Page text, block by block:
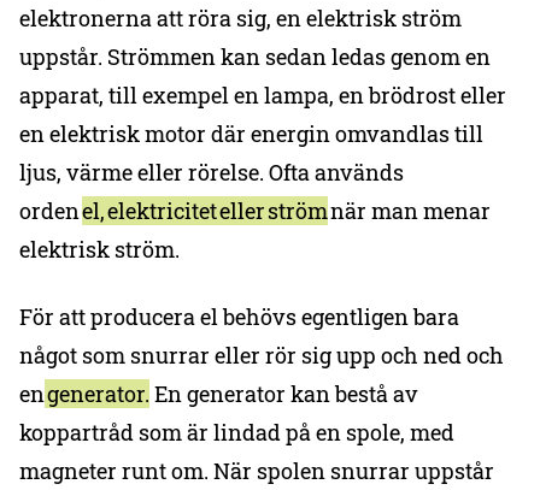
elektronerna att röra sig, en elektrisk ström
uppstår. Strömmen kan sedan ledas genom en
apparat, till exempel en lampa, en brödrost eller
en elektrisk motor där energin omvandlas till
ljus, värme eller rörelse. Ofta används
ordenel, elektricitet eller strömnär man menar
elektrisk ström.
För att producera el behövs egentligen bara
något som snurrar eller rör sig upp och ned och
engenerator. En generator kan bestå av
koppartråd som är lindad på en spole, med
magneter runt om. När spolen snurrar uppstår